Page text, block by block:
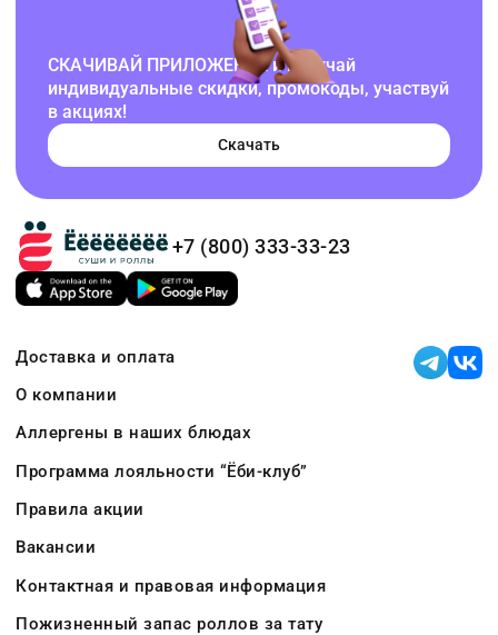
СКАЧИВАЙ ПРИЛОЖЕНИЕ и получай
индивидуальные скидки, промокоды, участвуй
в акциях!
Скачать
+7 (800) 333-33-23
Доставка и оплата
О компании
Аллергены в наших блюдах
Программа лояльности “Ёби-клуб”
Правила акции
Вакансии
Контактная и правовая информация
Пожизненный запас роллов за тату